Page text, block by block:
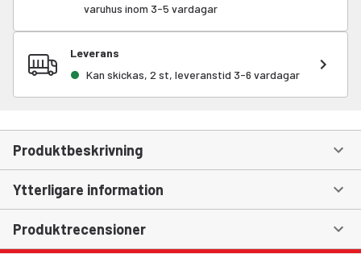
varuhus inom 3-5 vardagar
Leverans
Kan skickas, 2 st, leveranstid 3-6 vardagar
Produktbeskrivning
Ytterligare information
Produktrecensioner